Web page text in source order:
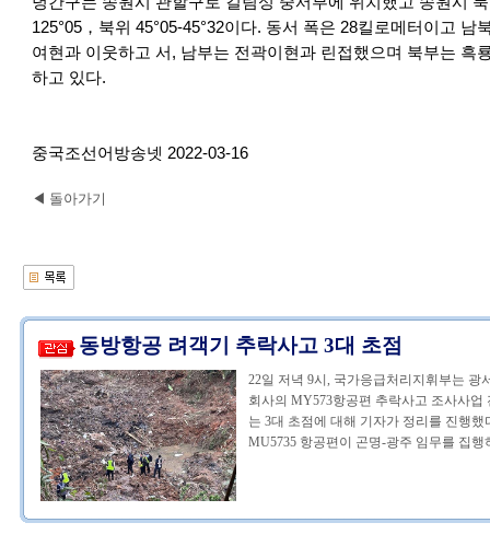
125°05，북위 45°05-45°32이다. 동서 폭은 28킬로메터이고
여현과 이웃하고 서, 남부는 전곽이현과 린접했으며 북부는 흑
하고 있다.
중국조선어방송넷 2022-03-16
◀ 돌아가기
동방항공 려객기 추락사고 3대 초점
22일 저녁 9시, 국가응급처리지휘부는
회사의 MY573항공편 추락사고 조사사
는 3대 초점에 대해 기자가 정리를 진행
MU5735 항공편이 곤명-광주 임무를 집행